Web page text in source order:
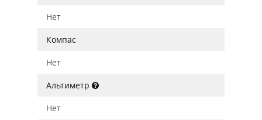
Нет
Компас
Нет
Альтиметр
Нет